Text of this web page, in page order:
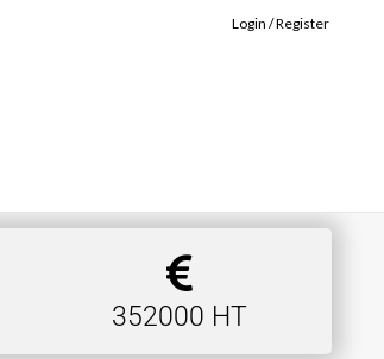
Login / Register
352000 HT